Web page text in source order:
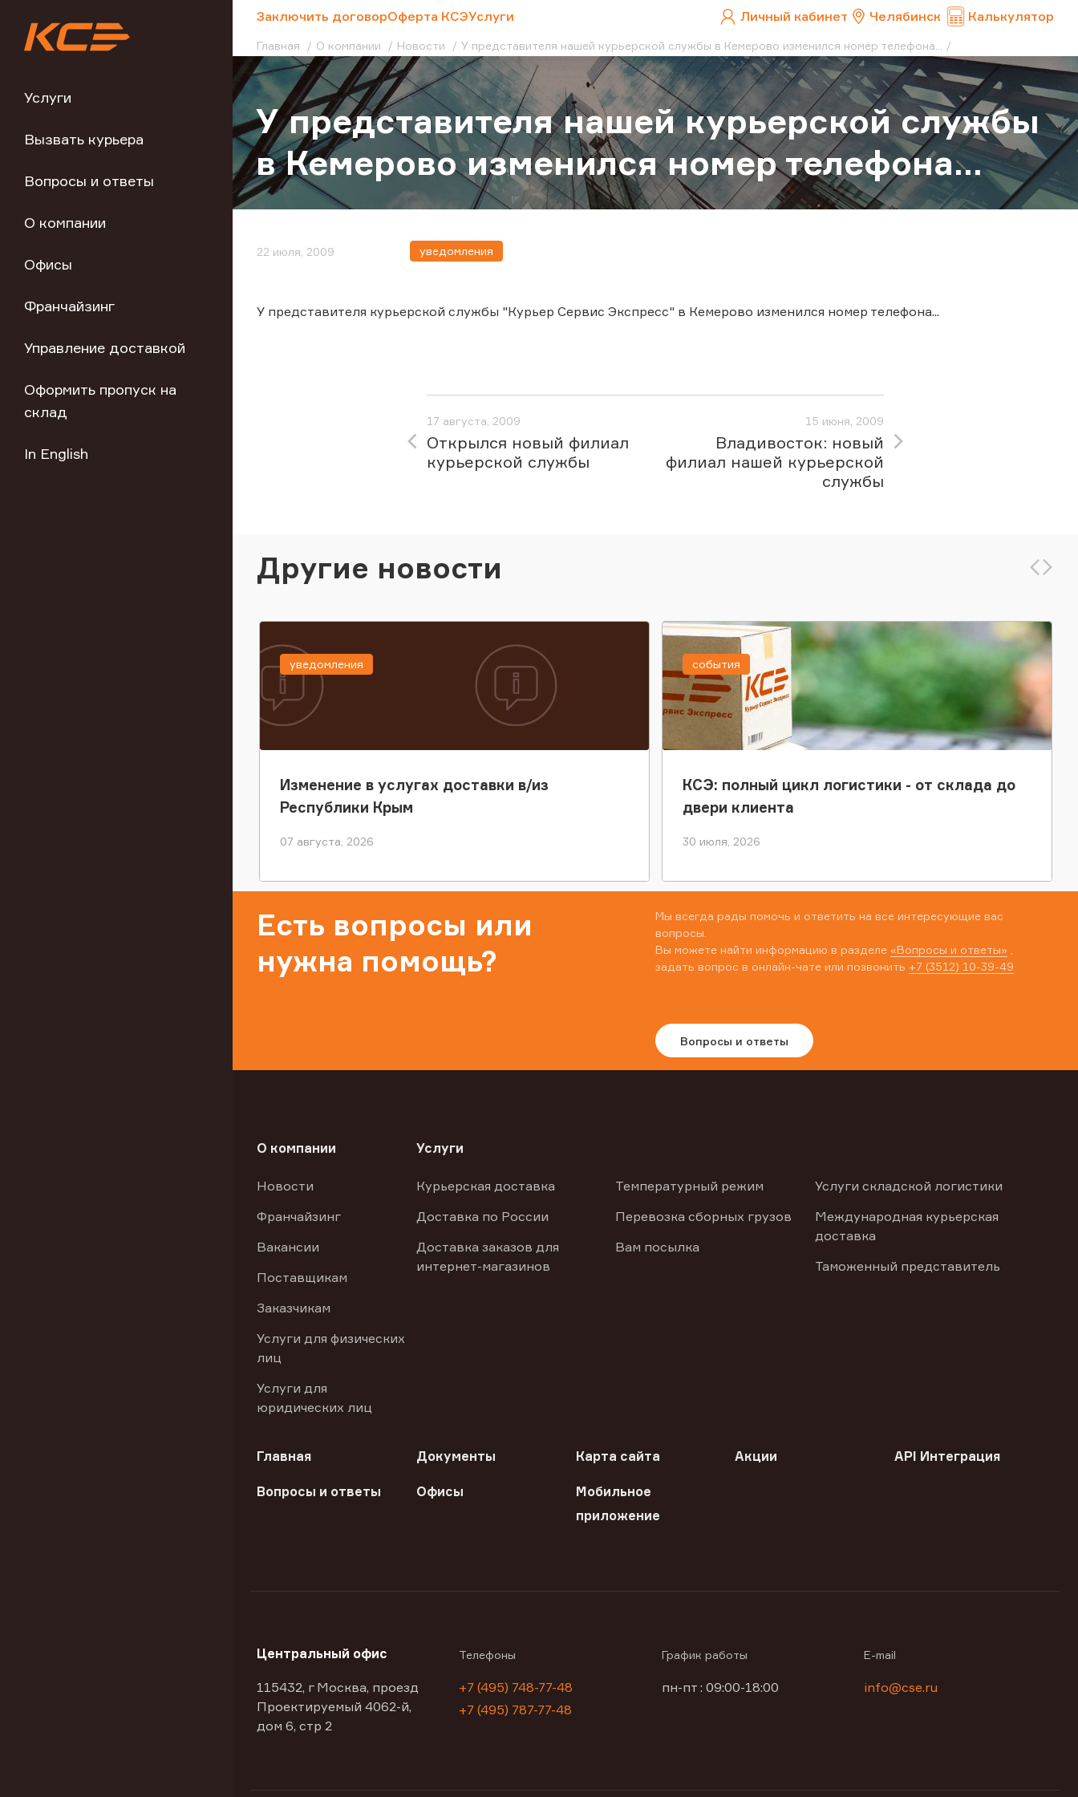
Услуги
Вызвать курьера
Вопросы и ответы
О компании
Офисы
Франчайзинг
Управление доставкой
Оформить пропуск на
склад
In English
Заключить договорОферта КСЭУслуги Личный кабинет Челябинск Калькулятор
Главная О компании Новости У представителя нашей курьерской службы в Кемерово изменился номер телефона...
У представителя нашей курьерской службы
в Кемерово изменился номер телефона...
22 июля, 2009 уведомления
У представителя курьерской службы "Курьер Сервис Экспресс" в Кемерово изменился номер телефона...
17 августа, 2009
Открылся новый филиал
курьерской службы
15 июня, 2009
Владивосток: новый
филиал нашей курьерской
службы
Другие новости
Изменение в услугах доставки в/из
Республики Крым
07 августа, 2026
уведомления
КСЭ: полный цикл логистики - от склада до
двери клиента
30 июля, 2026
события
Есть вопросы или
нужна помощь?
Мы всегда рады помочь и ответить на все интересующие вас
вопросы.
Вы можете найти информацию в разделе «Вопросы и ответы»
задать вопрос в онлайн-чате или позвонить +7 (3512) 10-39-49
Вопросы и ответы
О компании
Новости
Франчайзинг
Вакансии
Поставщикам
Заказчикам
Услуги для физических
лиц
Услуги для
юридических лиц
Услуги
Курьерская доставка
Доставка по России
Доставка заказов для
интернет-магазинов
Температурный режим
Перевозка сборных грузов
Вам посылка
Услуги складской логистики
Международная курьерская
доставка
Таможенный представитель
Главная Документы Карта сайта Акции API Интеграция
Вопросы и ответы Офисы
Мобильное
приложение
Центральный офис
115432, г Москва, проезд
Проектируемый 4062-й,
дом 6, стр 2
Телефоны
+7 (495) 748-77-48
+7 (495) 787-77-48
График работы
пн-пт : 09:00-18:00
E-mail
info@cse.ru